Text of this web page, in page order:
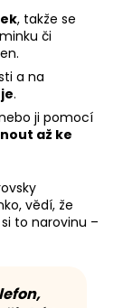
, takže se
či
a na
.
ji pomocí
až ke
vědí, že
to narovinu –